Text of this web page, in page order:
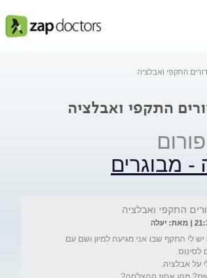
התקפי ואבלציה
התקפי ואבלציה
- מבוגרים
התקפי ואבלציה
לי התקף שבו אני מגיעה למיון ושם עם